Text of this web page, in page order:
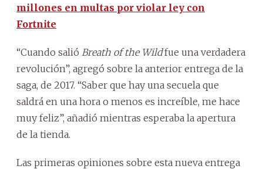
millones en multas por violar ley con
Fortnite
“Cuando salió Breath of the Wildfue una verdadera
revolución”, agregó sobre la anterior entrega de la
saga, de 2017. “Saber que hay una secuela que
saldrá en una hora o menos es increíble, me hace
muy feliz”, añadió mientras esperaba la apertura
de la tienda.
Las primeras opiniones sobre esta nueva entrega